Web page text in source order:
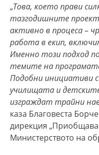
„Това, което прави
тазгодишните
активно в процеса –
работа в екип,
Именно този подход
темите на
Подобни инициативи
училищата и
изграждат трайни
каза Благовеста
дирекция
Министерството на